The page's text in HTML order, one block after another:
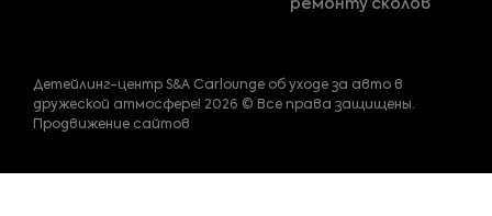
ремонту сколов
Детейлинг-центр S&A Carlounge об уходе за авто в
дружеской атмосфере! 2026 © Все права защищены.
Продвижение сайтов